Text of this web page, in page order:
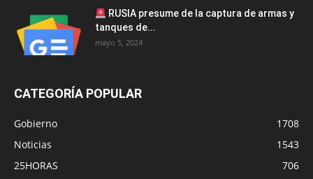
RUSIA presume de la captura de armas y
tanques de...
mayo 5, 2024
CATEGORÍA POPULAR
Gobierno
1708
Noticias
1543
25HORAS
706